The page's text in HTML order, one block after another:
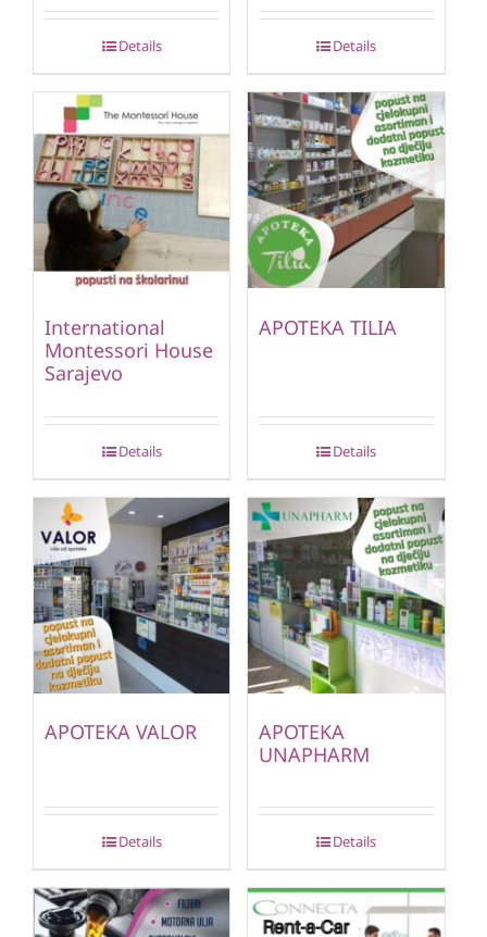
Details Details
International
Montessori House
Sarajevo
Details
APOTEKA TILIA
Details
APOTEKA VALOR
Details
APOTEKA
UNAPHARM
Details